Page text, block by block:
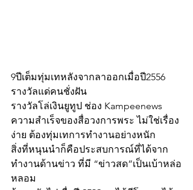
9ปีเต็มทุ่มเทหลังจากลาออกเมื่อปี2556
รางวัลแด่คนชั่งฝัน
รางวัลโล่เงินยูทูป ช่อง Kampeenews
ความสำเร็จของสื่อวงการพระ ไม่ใช่เรื่อง
ง่าย ต้องทุ่มเทการทำงานอย่างหนัก
สิ่งที่หนุนนำก็คือประสบการณ์ที่ได้จาก
ทำงานด้านข่าว ที่มี “ข่าวสด”เป็นเบ้าหล่อ
หลอม